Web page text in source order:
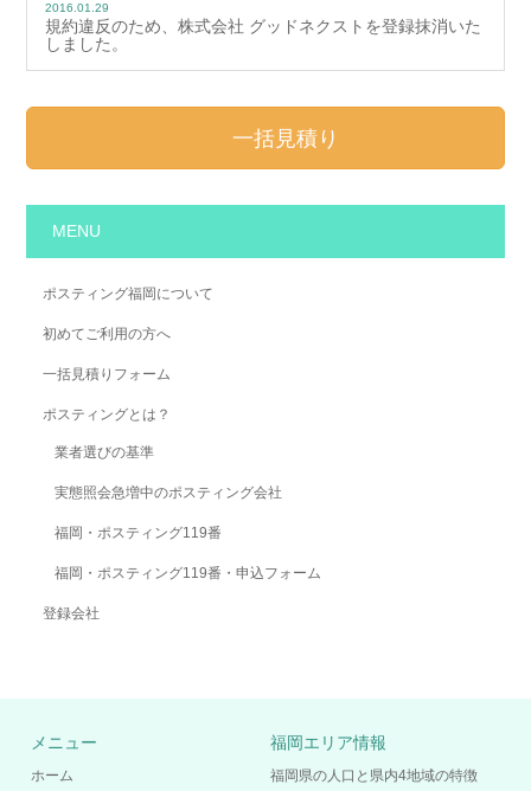
2016.01.29
規約違反のため、株式会社 グッドネクストを登録抹消いた
しました。
一括見積り
MENU
ポスティング福岡について
初めてご利用の方へ
一括見積りフォーム
ポスティングとは？
業者選びの基準
実態照会急増中のポスティング会社
福岡・ポスティング119番
福岡・ポスティング119番・申込フォーム
登録会社
メニュー
ホーム
福岡エリア情報
福岡県の人口と県内4地域の特徴